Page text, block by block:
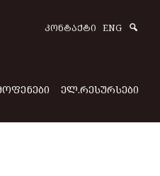
ᲙᲝᲜᲢᲐᲥᲢᲘ ENG
ᲔᲚ.ᲠᲔᲡᲣᲠᲡᲔᲑᲘ